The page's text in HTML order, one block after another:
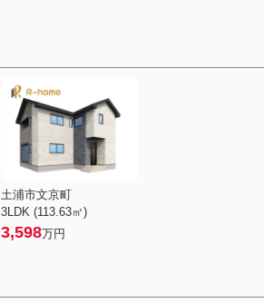
土浦市文京町
3LDK (113.63㎡)
3,598万円